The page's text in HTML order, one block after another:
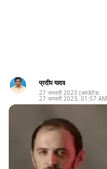
प्रदीप यादव
27 जनवरी 2023 (अपडेटेड:
27 जनवरी 2023, 01:57 AM